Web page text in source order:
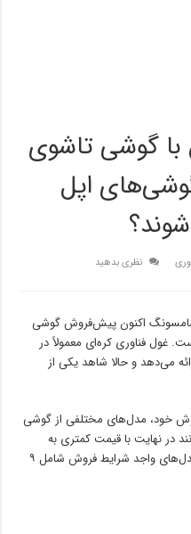
گوشی تاشوی
اپل
نظری بدهید
سامسونگ اکنون پیش‌فروش گوشی
۷ را آغاز کرده است. غول فناوری کره‌ای معمولاً در
می‌دهد و حالا شاهد یکی از
خود، مدل‌های مختلفی از گوشی
در نهایت با قیمت کمتری به
گلکسی زد فلیپ ۷ دسترسی پیدا کنند. مدل‌های واجد شرایط فروش شامل ۹